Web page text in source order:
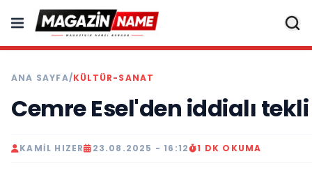
ANA SAYFA/KÜLTÜR-SANAT
Cemre Esel'den iddialı
KAMIL HIZER 23.08.2025 - 16:12 1 DK OKUMA